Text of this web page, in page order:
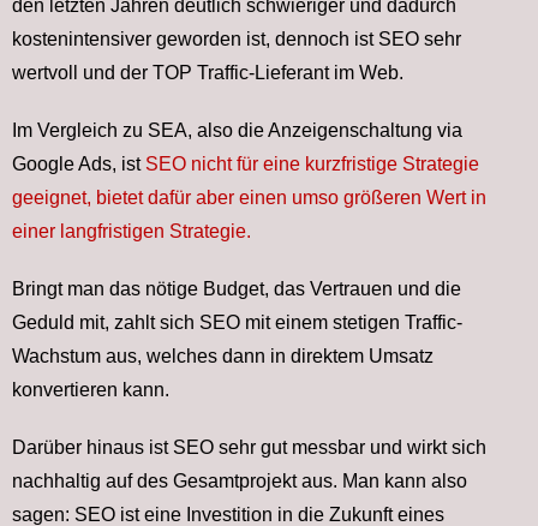
den letzten Jahren deutlich schwieriger und dadurch
kostenintensiver geworden ist, dennoch ist SEO sehr
wertvoll und der TOP Traffic-Lieferant im Web.
Im Vergleich zu SEA, also die Anzeigenschaltung via
Google Ads, ist SEO nicht für eine kurzfristige Strategie
geeignet, bietet dafür aber einen umso größeren Wert in
einer langfristigen Strategie.
Bringt man das nötige Budget, das Vertrauen und die
Geduld mit, zahlt sich SEO mit einem stetigen Traffic-
Wachstum aus, welches dann in direktem Umsatz
konvertieren kann.
Darüber hinaus ist SEO sehr gut messbar und wirkt sich
nachhaltig auf des Gesamtprojekt aus. Man kann also
sagen: SEO ist eine Investition in die Zukunft eines